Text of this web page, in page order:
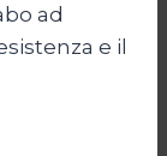
ad
e il